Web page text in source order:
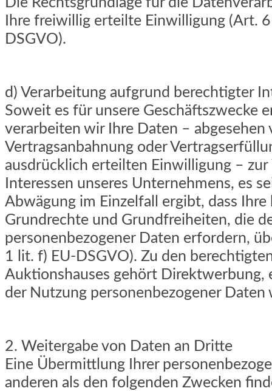
Ihre freiwillig erteilte Einwilligung (Art.
DSGVO).
d) Verarbeitung aufgrund berechtigter
Soweit es für unsere Geschäftszwecke
verarbeiten wir Ihre Daten – abgesehen
Vertragsanbahnung oder
ausdrücklich erteilten Einwilligung –
Interessen unseres Unternehmens, es
Abwägung im Einzelfall ergibt, dass
Grundrechte und Grundfreiheiten, die
personenbezogener Daten erfordern,
1 lit. f) EU-DSGVO). Zu den
Auktionshauses gehört Direktwerbung,
der Nutzung personenbezogener Daten
2. Weitergabe von Daten an Dritte
Eine Übermittlung Ihrer
anderen als den folgenden Zwecken